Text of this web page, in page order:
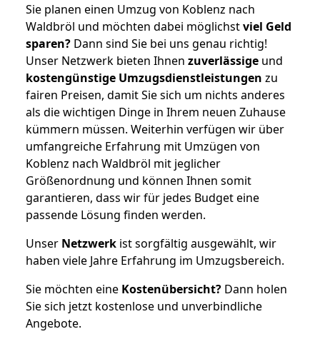
Sie planen einen Umzug von Koblenz nach
Waldbröl und möchten dabei möglichstviel Geld
sparen? Dann sind Sie bei uns genau richtig!
Unser Netzwerk bieten Ihnen zuverlässige und
kostengünstige Umzugsdienstleistungen zu
fairen Preisen, damit Sie sich um nichts anderes
als die wichtigen Dinge in Ihrem neuen Zuhause
kümmern müssen. Weiterhin verfügen wir über
umfangreiche Erfahrung mit Umzügen von
Koblenz nach Waldbröl mit jeglicher
Größenordnung und können Ihnen somit
garantieren, dass wir für jedes Budget eine
passende Lösung finden werden.
Unser Netzwerk ist sorgfältig ausgewählt, wir
haben viele Jahre Erfahrung im Umzugsbereich.
Sie möchten eine Kostenübersicht? Dann holen
Sie sich jetzt kostenlose und unverbindliche
Angebote.